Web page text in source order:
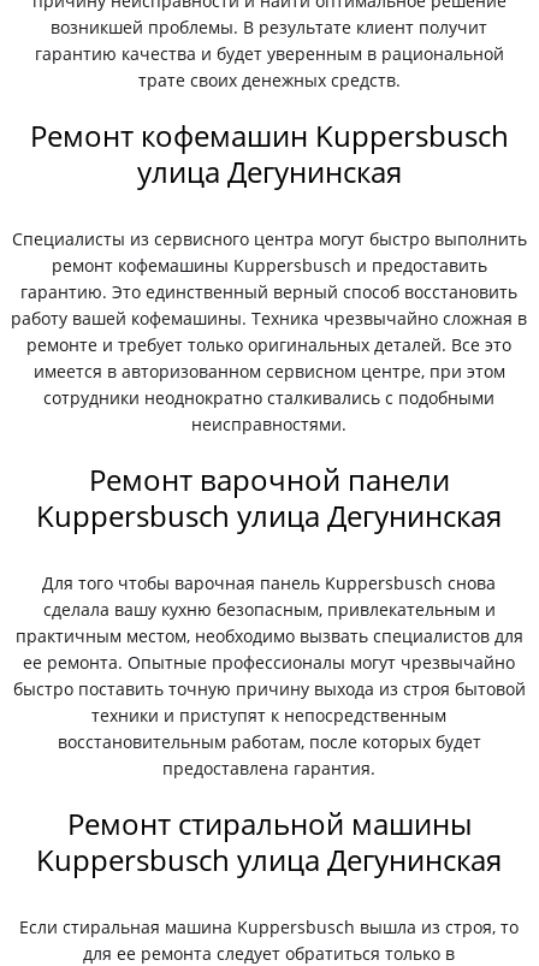
возникшей проблемы. В результате клиент получит
гарантию качества и будет уверенным в рациональной
трате своих денежных средств.
Ремонт кофемашин Kuppersbusch
улица Дегунинская
Специалисты из сервисного центра могут быстро выполнить
ремонт кофемашины Kuppersbusch и предоставить
гарантию. Это единственный верный способ восстановить
работу вашей кофемашины. Техника чрезвычайно сложная в
ремонте и требует только оригинальных деталей. Все это
имеется в авторизованном сервисном центре, при этом
сотрудники неоднократно сталкивались с подобными
неисправностями.
Ремонт варочной панели
Kuppersbusch улица Дегунинская
Для того чтобы варочная панель Kuppersbusch снова
сделала вашу кухню безопасным, привлекательным и
практичным местом, необходимо вызвать специалистов для
ее ремонта. Опытные профессионалы могут чрезвычайно
быстро поставить точную причину выхода из строя бытовой
техники и приступят к непосредственным
восстановительным работам, после которых будет
предоставлена гарантия.
Ремонт стиральной машины
Kuppersbusch улица Дегунинская
Если стиральная машина Kuppersbusch вышла из строя, то
для ее ремонта следует обратиться только в